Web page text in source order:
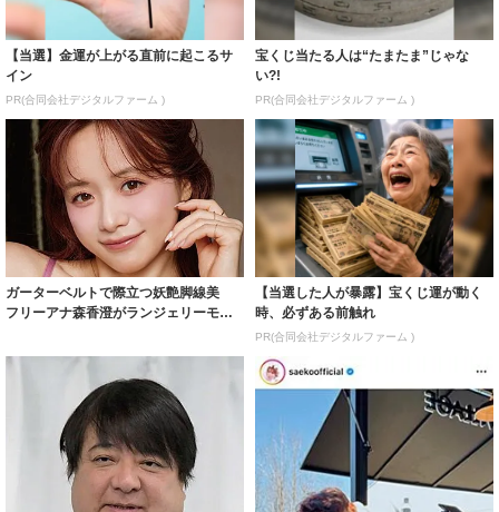
【当選】金運が上がる直前に起こるサ
イン
PR(合同会社デジタルファーム )
宝くじ当たる人は“たまたま”じゃな
い?!
PR(合同会社デジタルファーム )
ガーターベルトで際立つ妖艶脚線美
フリーアナ森香澄がランジェリーモデ
【当選した人が暴露】宝くじ運が動く
時、必ずある前触れ
PR(合同会社デジタルファーム )